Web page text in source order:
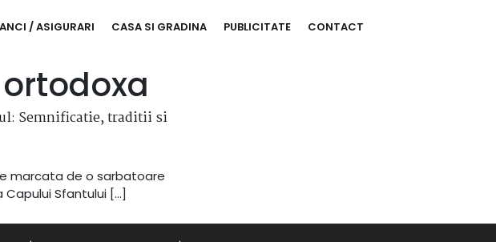
/ ASIGURARI CASA SI GRADINA PUBLICITATE CONTACT
Semnificatie, traditii si
marcata de o sarbatoare
Sfantului […]